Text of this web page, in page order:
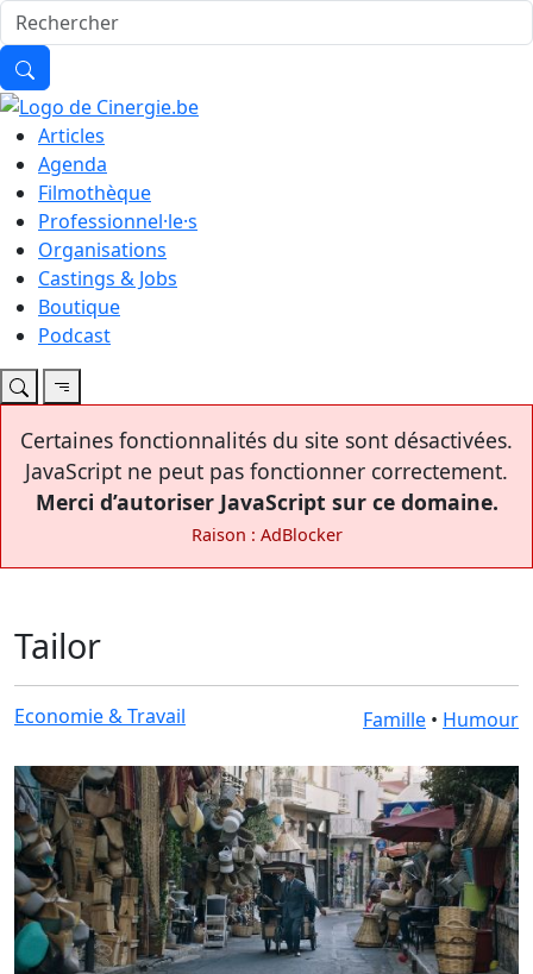
Articles
Agenda
Filmothèque
Professionnel·le·s
Organisations
Castings & Jobs
Boutique
Podcast
Certaines fonctionnalités du site sont désactivées.
JavaScript ne peut pas fonctionner correctement.
Merci d’autoriser JavaScript sur ce domaine.
Raison : AdBlocker
Tailor
Economie & Travail Famille • Humour